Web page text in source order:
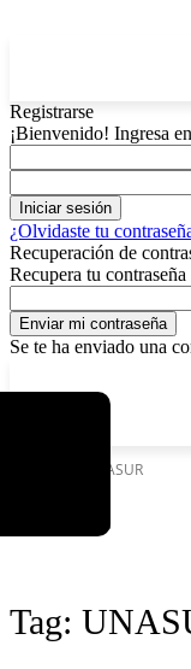
Registrarse
¡Bienvenido! Ingresa
¿Olvidaste tu
Recuperación de
Recupera tu contraseña
Se te ha enviado una
UNASUR
Tag: